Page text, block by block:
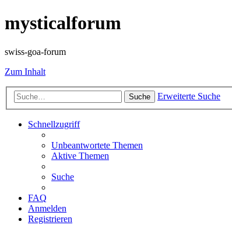
mysticalforum
swiss-goa-forum
Zum Inhalt
Suche Erweiterte Suche
Schnellzugriff
Unbeantwortete Themen
Aktive Themen
Suche
FAQ
Anmelden
Registrieren